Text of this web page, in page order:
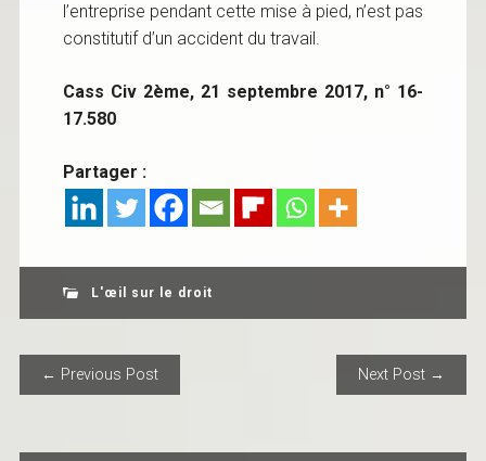
l’entreprise pendant cette mise à pied, n’est pas
constitutif d’un accident du travail.
Cass Civ 2ème, 21 septembre 2017, n° 16-
17.580
Partager :
L'œil sur le droit
POST NAVIGATION
← Previous Post Next Post →